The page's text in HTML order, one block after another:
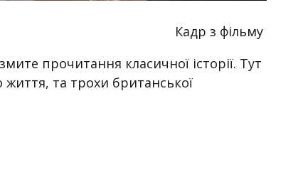
Кадр з фільму
прочитання класичної історії. Тут
та трохи британської